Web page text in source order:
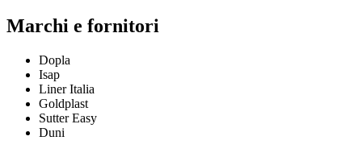
Marchi e fornitori
Dopla
Isap
Liner Italia
Goldplast
Sutter Easy
Duni